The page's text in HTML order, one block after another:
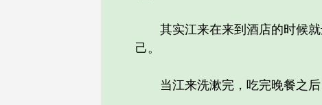
其实江来在来到酒店的时候就
己。
当江来洗漱完，吃完晚餐之后